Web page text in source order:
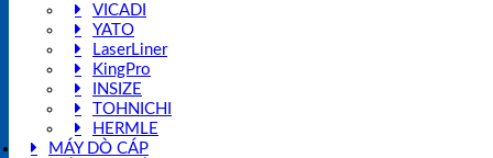
VICADI
YATO
LaserLiner
KingPro
INSIZE
TOHNICHI
HERMLE
MÁY DÒ CÁP